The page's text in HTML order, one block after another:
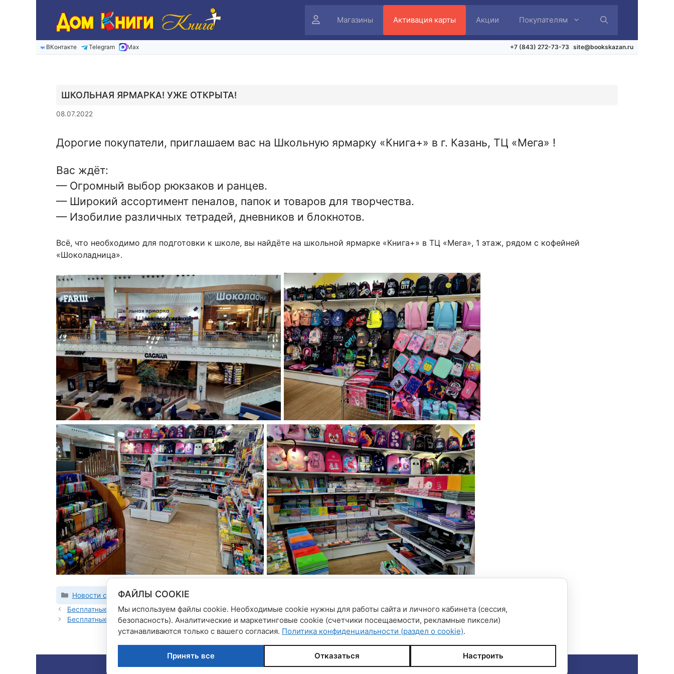
содержимому
ЛичныйМагазины Активация карты Акции Покупателям
ВКонтакте Telegram Max +7 (843) 272-73-73 site@bookskazan.ru
ШКОЛЬНАЯ ЯРМАРКА! УЖЕ ОТКРЫТА!
08.07.2022
Дорогие покупатели, приглашаем вас на Школьную ярмарку «Книга+» в г. Казань, ТЦ «Мега» !
Вас ждёт:
— Огромный выбор рюкзаков и ранцев.
— Широкий ассортимент пеналов, папок и товаров для творчества.
— Изобилие различных тетрадей, дневников и блокнотов.
Всё, что необходимо для подготовки к школе, вы найдёте на школьной ярмарке «Книга+» в ТЦ «Мега», 1 этаж, рядом с кофейней
«Шоколадница».
Рубрики
Новости сети магазинов
Бесплатные вебинары в июле
Бесплатные вебинары в августе
© 2026 Сеть магазинов "Дом книги", "Книга плюс"• Создано с помощьюGeneratePress
ФАЙЛЫ COOKIE
Мы используем файлы cookie. Необходимые cookie нужны для работы сайта и личного кабинета (сессия,
безопасность). Аналитические и маркетинговые cookie (счетчики посещаемости, рекламные пиксели)
устанавливаются только с вашего согласия. Политика конфиденциальности (раздел о cookie).
Принять все Отказаться Настроить